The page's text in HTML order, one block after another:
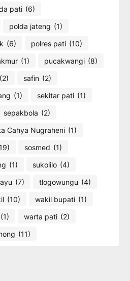
pati (6)
polda jateng (1)
(6) polres pati (10)
(1) pucakwangi (8)
(2) safin (2)
(1) sekitar pati (1)
sepakbola (2)
Cahya Nugraheni (1)
sosmed (1)
(1) sukolilo (4)
(7) tlogowungu (4)
(10) wakil bupati (1)
(1) warta pati (2)
(11)